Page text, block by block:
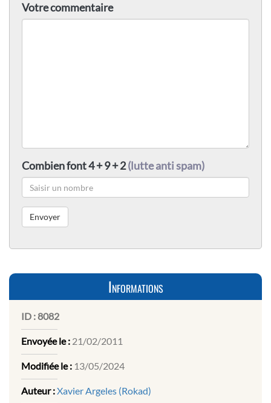
Votre commentaire
Combien font 4 + 9 + 2(lutte anti spam)
Informations
ID :8082
Envoyée le : 21/02/2011
Modifiée le : 13/05/2024
Auteur :Xavier Argeles (Rokad)